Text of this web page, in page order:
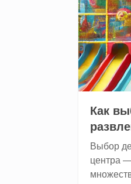
Как
Выбор
центра